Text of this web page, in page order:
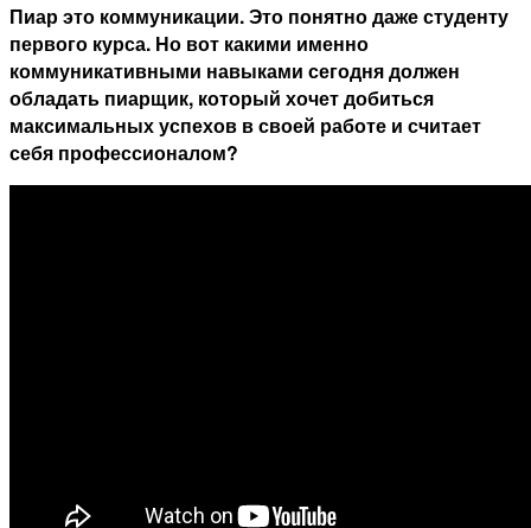
Пиар это коммуникации. Это понятно даже студенту
первого курса. Но вот какими именно
коммуникативными навыками сегодня должен
обладать пиарщик, который хочет добиться
максимальных успехов в своей работе и считает
себя профессионалом?